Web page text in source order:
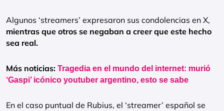
Algunos ‘streamers’ expresaron sus condolencias en X,
mientras que otros se negaban a creer que este hecho
sea real.
Más noticias: Tragedia en el mundo del internet: murió
‘Gaspi’ icónico youtuber argentino, esto se sabe
En el caso puntual de Rubius, el ‘streamer’ español se